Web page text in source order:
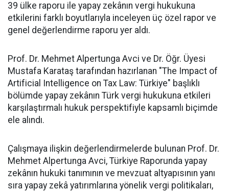
39 ülke raporu ile yapay zekânın vergi hukukuna
etkilerini farklı boyutlarıyla inceleyen üç özel rapor ve
genel değerlendirme raporu yer aldı.
Prof. Dr. Mehmet Alpertunga Avci ve Dr. Öğr. Üyesi
Mustafa Karataş tarafından hazırlanan "The Impact of
Artificial Intelligence on Tax Law: Türkiye" başlıklı
bölümde yapay zekânın Türk vergi hukukuna etkileri
karşılaştırmalı hukuk perspektifiyle kapsamlı biçimde
ele alındı.
Çalışmaya ilişkin değerlendirmelerde bulunan Prof. Dr.
Mehmet Alpertunga Avci, Türkiye Raporunda yapay
zekânın hukuki tanımının ve mevzuat altyapısının yanı
sıra yapay zekâ yatırımlarına yönelik vergi politikaları,